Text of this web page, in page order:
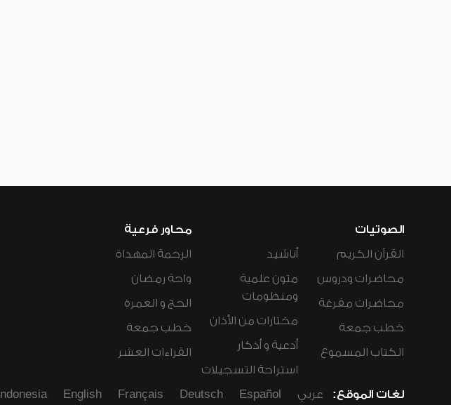
الصوتيات
القرآن الكريم
محاضرات ودروس
محاضرات مفرغة
خطب جمعة
الكتاب المسموع
أناشيد
متون علمية
ومنظومات
مختارات من الأذان
أدعية و أذكار
استراحة التسجيلات
محاور فرعية
الرحمة المهداة
واحة رمضان
الحج و العمرة
خطب جمعة
القراءات العشر
لغات الموقع: عربي Español
Deutsch
Français
English
Indonesia